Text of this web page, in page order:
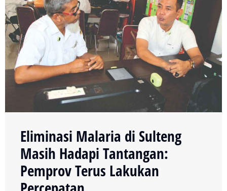
Eliminasi Malaria di Sulteng
Masih Hadapi Tantangan:
Pemprov Terus Lakukan